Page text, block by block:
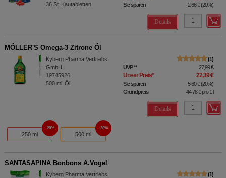
36 St Kautabletten Sie sparen 2,66 €(20%)
Details
MÖLLER'S Omega-3 Zitrone Öl
Kyberg Pharma Vertriebs
GmbH
19745926
500 ml Öl
1
UVP** 27,99 €
Unser Preis* 22,39 €
Sie sparen 5,60 €(20%)
Grundpreis
44,78 €pro 1 l
Details
250 ml
20%
500 ml
20%
SANTASAPINA Bonbons A.Vogel
Kyberg Pharma Vertriebs
1